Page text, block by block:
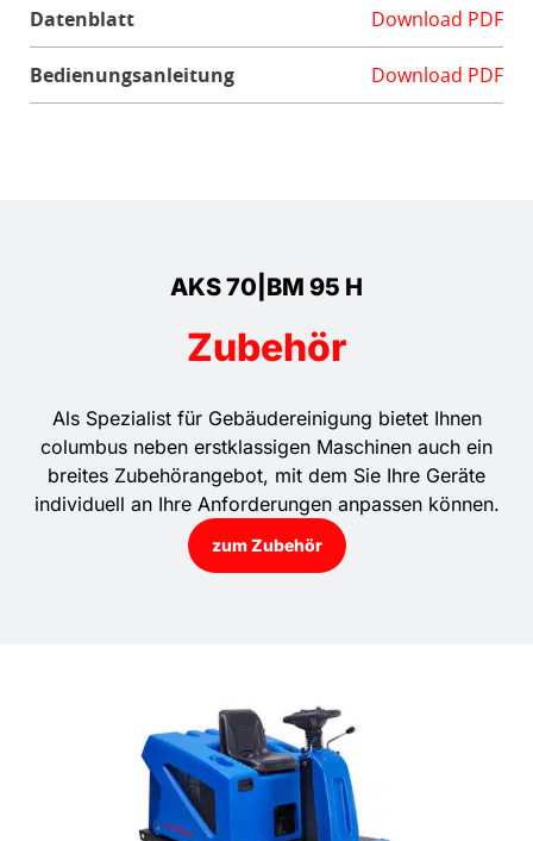
Datenblatt Download PDF
Bedienungsanleitung Download PDF
AKS 70|BM 95 H
Zubehör
Als Spezialist für Gebäudereinigung bietet Ihnen
columbus neben erstklassigen Maschinen auch ein
breites Zubehörangebot, mit dem Sie Ihre Geräte
individuell an Ihre Anforderungen anpassen können.
zum Zubehör